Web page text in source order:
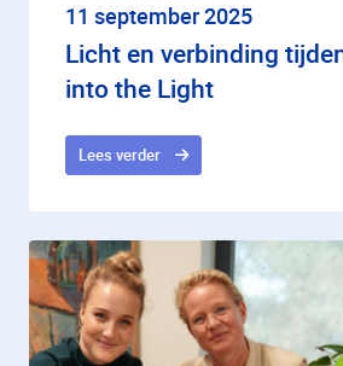
11 september 2025
Licht en verbinding
into the Light
Lees verder